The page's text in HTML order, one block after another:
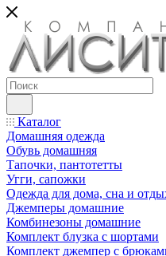
Каталог
Домашняя одежда
Обувь домашняя
Тапочки, пантотетты
Угги, сапожки
Одежда для дома, сна и
Джемперы домашние
Комбинезоны домашние
Комплект блузка с шортами
Комплект джемпер с